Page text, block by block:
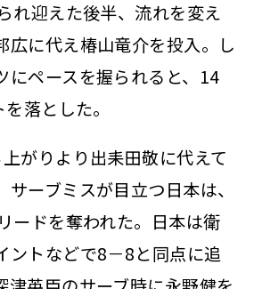
れ迎えた後半、流れを変え
広に代え椿山竜介を投入。し
にペースを握られると、14
落とした。
がりより出耒田敬に代えて
ーブミスが目立つ日本は、
ードを奪われた。日本は衛
ントなどで8－8と同点に追